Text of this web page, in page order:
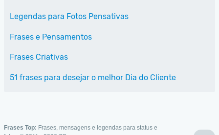
Legendas para Fotos Pensativas
Frases e Pensamentos
Frases Criativas
51 frases para desejar o melhor Dia do Cliente
Frases Top: Frases, mensagens e legendas para status e